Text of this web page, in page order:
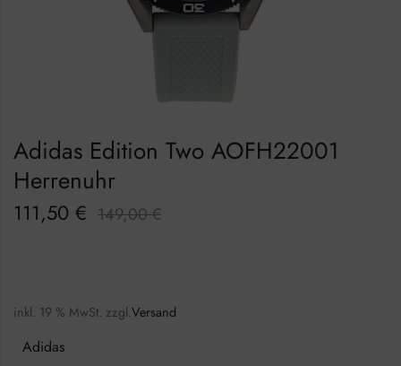
Adidas Edition Two AOFH22001
Herrenuhr
111,50 € 149,00€
inkl. 19 % MwSt. zzgl.Versand
Adidas